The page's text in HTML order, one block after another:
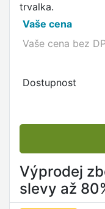
trvalka.
Vaše cena
Vaše cena bez
Dostupnost
Výprodej
slevy až